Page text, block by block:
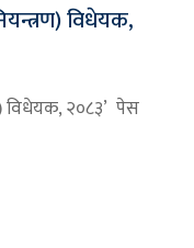
विधेयक,
विधेयक, २०८३’ पेस